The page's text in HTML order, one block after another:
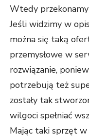
Wtedy
Jeśli widzimy w
można się taką
przemysłowe w
rozwiązanie,
potrzebują też
zostały tak
wilgoci spełniać
Mając taki sprzęt